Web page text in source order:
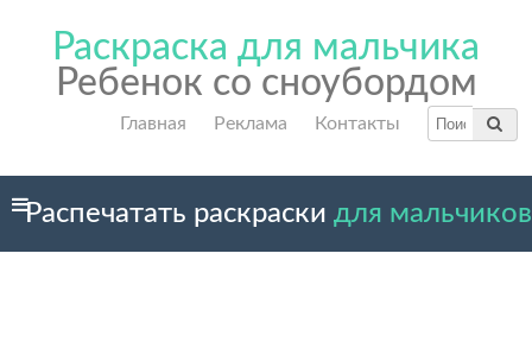
Раскраска для мальчика
Ребенок со сноубордом
Главная Реклама Контакты
Распечатать раскраски для мальчиков